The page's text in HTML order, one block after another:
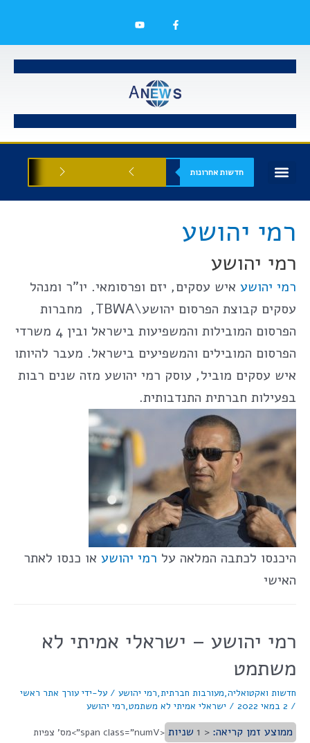
חדשות אחרונות
רמי יהושע
רמי יהושע
רמי יהושע איש עסקים, יזם ופרסומאי. יו”ר ומנהל
עסקים קבוצת הפרסום יהושע\TBWA, מחברות
הפרסום המובילות והמשפיעות בישראל ובין 4 משרדי
הפרסום המובילים והמשפיעים בישראל. מעבר להיותו
איש עסקים מוביל, עוסק רמי יהושע מזה שנים רבות
בפעילות חברתית התנדבותית.
היכנסו לכתבה המלאה על רמי יהושע או כנסו לאתר
האישי
רמי יהושע – ישראלי אמיתי לא
משתמט
חדשות ואקטואליה,מעורבות חברתית,רמי יהושע / על-ידי עורך אתר ראשי
/ 2 במאי 2022 / ישראלי אמיתי לא משתמט,רמי יהושע
ממוצע זמן קריאה: < 1 שניות
<span class="numV">מס' צפיות